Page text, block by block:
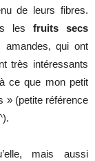
de leurs fibres.
les fruits secs
amandes, qui ont
très intéressants
ce que mon petit
» (petite référence
mais aussi